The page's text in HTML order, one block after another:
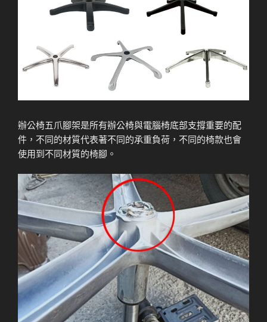
辦公椅五爪腳架是所有辦公椅與電腦椅底部支撐重要的配
件，不同的材質代表著不同的承重負荷，不同的椅款也會
使用到不同材質的椅腳。